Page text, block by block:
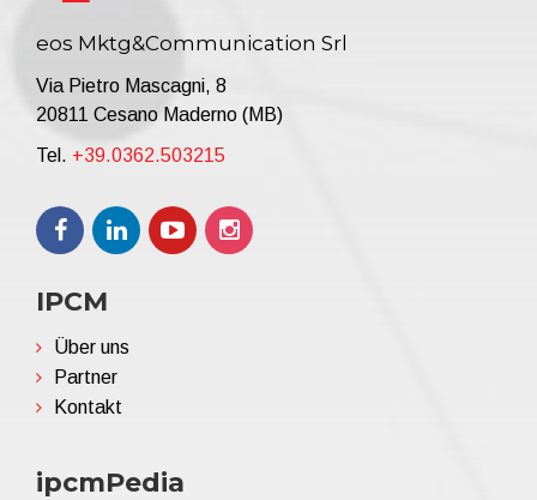
eos Mktg&Communication Srl
Via Pietro Mascagni, 8
20811 Cesano Maderno (MB)
Tel. +39.0362.503215
IPCM
Über uns
Partner
Kontakt
ipcmPedia